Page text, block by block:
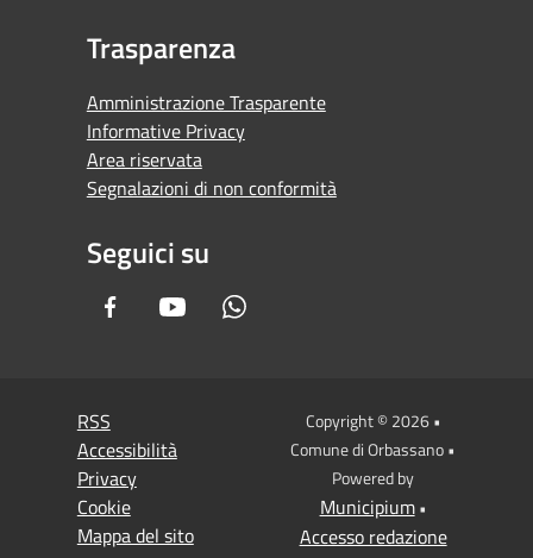
Trasparenza
Amministrazione Trasparente
Informative Privacy
Area riservata
Segnalazioni di non conformità
Seguici su
FacebookYoutube
RSS
Accessibilità
Privacy
Cookie
Mappa del sito
Copyright © 2026 •
Comune di Orbassano •
Powered by
Municipium•
Accesso redazione